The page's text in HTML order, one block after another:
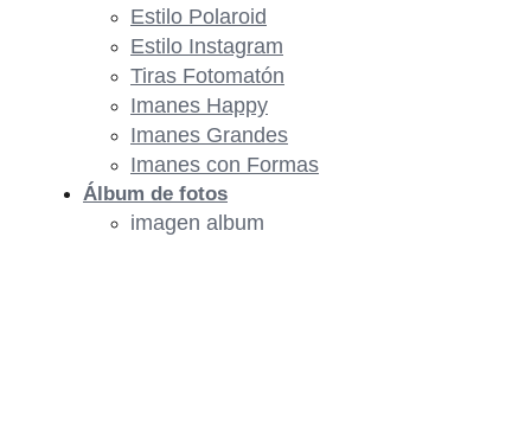
Estilo Polaroid
Estilo Instagram
Tiras Fotomatón
Imanes Happy
Imanes Grandes
Imanes con Formas
Álbum de fotos
imagen album